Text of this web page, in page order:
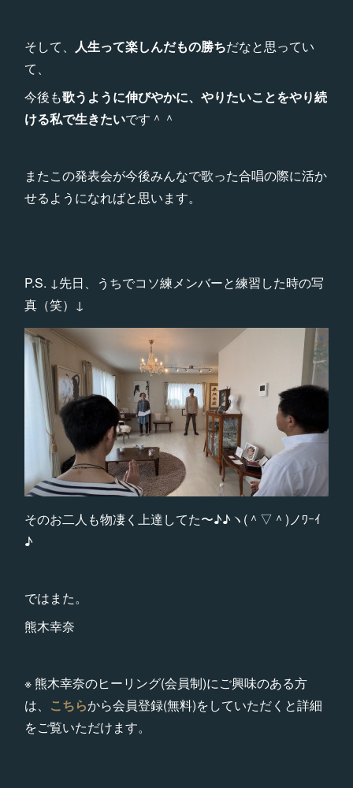
そして、 人生って楽しんだもの勝ちだなと思ってい
て、
今後も歌うように伸びやかに、やりたいことをやり続
ける私で生きたいです＾＾
またこの発表会が今後みんなで歌った合唱の際に活か
せるようになればと思います。
P.S. ↓先日、うちでコソ練メンバーと練習した時の写
真（笑）↓
そのお二人も物凄く上達してた〜♪♪ヽ(＾▽＾)ノﾜｰｲ
♪
ではまた。
熊木幸奈
※ 熊木幸奈のヒーリング(会員制)にご興味のある方
は、 こちらから会員登録(無料)をしていただくと詳細
をご覧いただけます。